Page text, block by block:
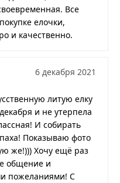
Все
елочки,
и качественно.
6 декабря 2021
литую елку
и не утерпела
И собирать
Показываю фото
же!))) Хочу ещё раз
общение и
пожеланиями! С